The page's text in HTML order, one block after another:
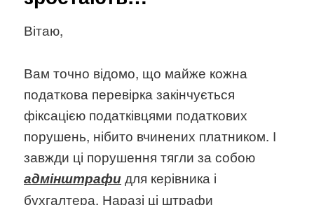
Вітаю,
Вам точно відомо, що майже кожна
податкова перевірка закінчується
фіксацією податківцями податкових
порушень, нібито вчинених платником. І
завжди ці порушення тягли за собою
адмінштрафидля керівника і
бухгалтера. Наразі ці штрафи